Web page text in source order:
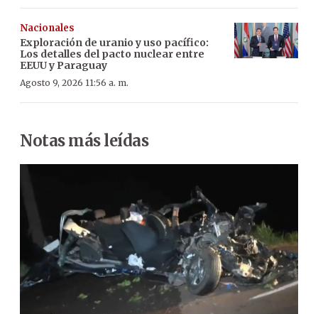
Nacionales
Exploración de uranio y uso pacífico:
Los detalles del pacto nuclear entre
EEUU y Paraguay
Agosto 9, 2026 11:56 a. m.
Notas más leídas